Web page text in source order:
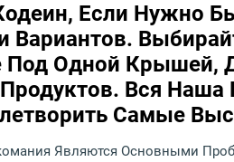
Если Нужно
Вариантов.
Под Одной Крышей,
Вся Наша
Самые
Являются Основными